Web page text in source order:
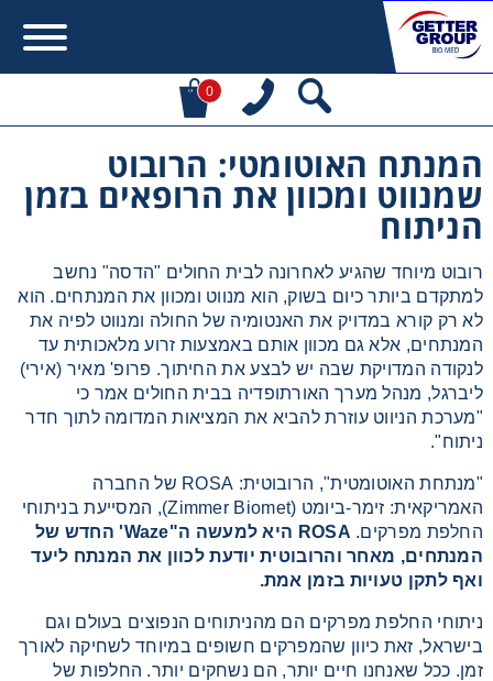
0
המנתח האוטומטי: הרובוט
שמנווט ומכוון את הרופאים בזמן
הניתוח
רובוט מיוחד שהגיע לאחרונה לבית החולים "הדסה" נחשב
למתקדם ביותר כיום בשוק, הוא מנווט ומכוון את המנתחים. הוא
לא רק קורא במדויק את האנטומיה של החולה ומנווט לפיה את
המנתחים, אלא גם מכוון אותם באמצעות זרוע מלאכותית עד
לנקודה המדויקת שבה יש לבצע את החיתוך. פרופ' מאיר (אירי)
ליברגל, מנהל מערך האורתופדיה בבית החולים אמר כי
"מערכת הניווט עוזרת להביא את המציאות המדומה לתוך חדר
ניתוח".
"מנתחת האוטומטית", הרובוטית: ROSA של החברה
האמריקאית: זימר-ביומט (Zimmer Biomet), המסייעת בניתוחי
החלפת מפרקים. ROSA היא למעשה ה"Waze' החדש של
המנתחים, מאחר והרובוטית יודעת לכוון את המנתח ליעד
ואף לתקן טעויות בזמן אמת.
ניתוחי החלפת מפרקים הם מהניתוחים הנפוצים בעולם וגם
בישראל, זאת כיוון שהמפרקים חשופים במיוחד לשחיקה לאורך
זמן. ככל שאנחנו חיים יותר, הם נשחקים יותר. החלפות של
Error:Contact form not found.
מעונין לקבל הצעת מחיר או מידע עבור:
Centrifuges
Chromatography
Concentration
Heating
Instrumentation
Microscopy